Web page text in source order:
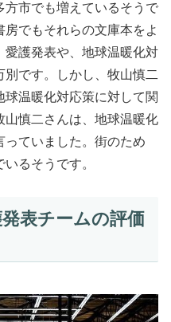
市でも増えているそうで
でもそれらの文庫本をよ
愛護発表や、地球温暖化対
です。しかし、牧山慎二
温暖化対応策に対して関
慎二さんは、地球温暖化
っていました。街のため
るそうです。
表チームの評価